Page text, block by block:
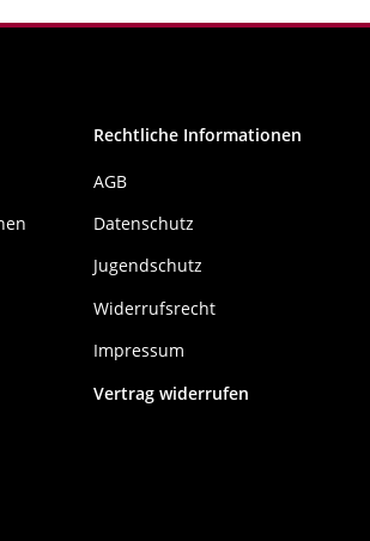
Rechtliche Informationen
AGB
Datenschutz
Jugendschutz
Widerrufsrecht
Impressum
Vertrag widerrufen